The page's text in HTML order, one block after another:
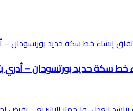
حديد بورتسودان – أدري بتكلفة 15